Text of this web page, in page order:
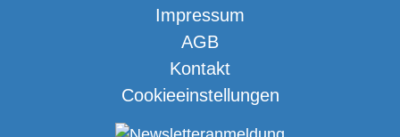
Impressum
AGB
Kontakt
Cookieeinstellungen